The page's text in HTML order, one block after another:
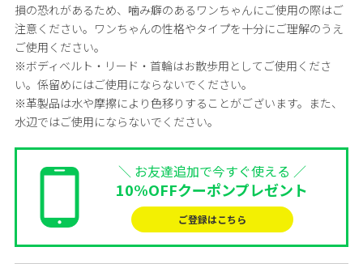
損の恐れがあるため、噛み癖のあるワンちゃんにご使用の際はご
注意ください。ワンちゃんの性格やタイプを十分にご理解のうえ
ご使用ください。
※ボディベルト・リード・首輪はお散歩用としてご使用くださ
い。係留めにはご使用にならないでください。
※革製品は水や摩擦により色移りすることがございます。また、
水辺ではご使用にならないでください。
＼ お友達追加で今すぐ使える ／
10%OFFクーポンプレゼント
ご登録はこちら